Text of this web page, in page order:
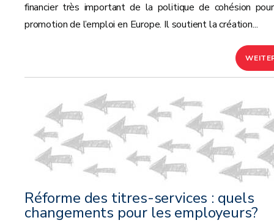
financier très important de la politique de cohésion
promotion de l’emploi en Europe. Il soutient la création...
Réforme des titres-services : quels
changements pour les employeurs?